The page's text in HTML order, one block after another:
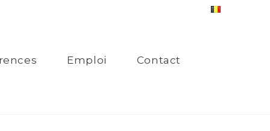
Emploi Contact